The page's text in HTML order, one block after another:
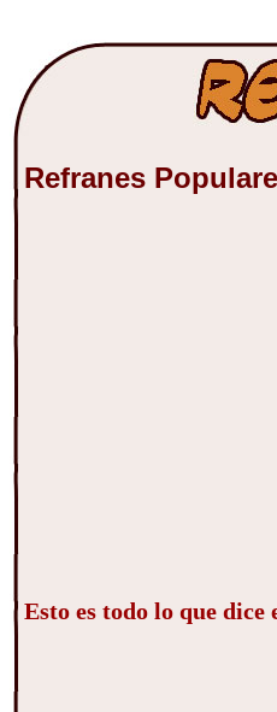
Refranes
Esto es todo lo que